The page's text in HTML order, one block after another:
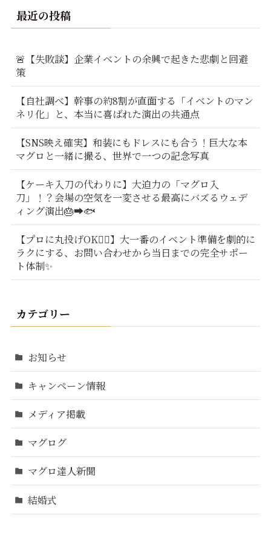
最近の投稿
🚨【失敗談】企業イベントの余興で起きた悲劇と回避
策
【自社調べ】幹事の約8割が直面する「イベントのマン
ネリ化」と、本当に喜ばれた演出の共通点
【SNS映え確実】和装にもドレスにも合う！巨大な本
マグロと一緒に撮る、世界で一つの記念写真
【ケーキ入刀の代わりに】大迫力の「マグロ入
刀」！？会場の空気を一変させる最高にバズるウェデ
ィング演出🎂➡️🐟
【プロに丸投げOK🙆‍♂️】大一番のイベント準備を劇的に
ラクにする、お問い合わせから当日までの完全サポー
ト体制✨
カテゴリー
お知らせ
キャンペーン情報
メディア掲載
マグログ
マグロ達人新聞
結婚式